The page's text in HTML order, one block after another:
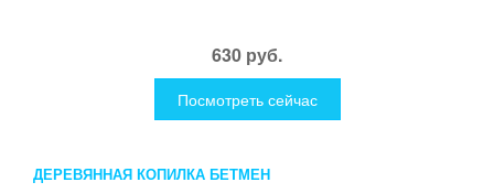
630 руб.
Посмотреть сейчас
ДЕРЕВЯННАЯ КОПИЛКА БЕТМЕН